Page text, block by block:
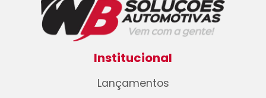
Institucional
Lançamentos